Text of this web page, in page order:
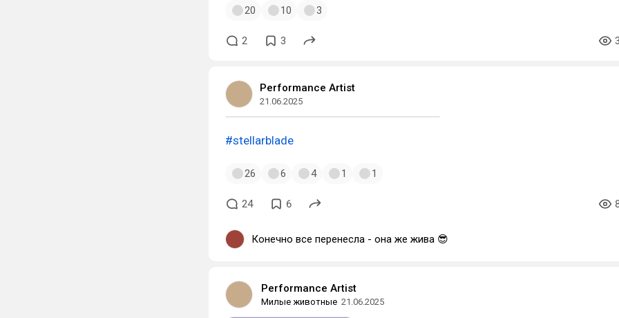
20 10 3
2 3
Performance Аrtist
21.06.2025
#stellarblade
26 6 4 1 1
24 6
Конечно все перенесла - она же жива 😎
Performance Аrtist
Милые животные 21.06.2025